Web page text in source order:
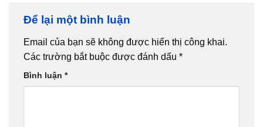
Để lại một bình luận
Email của bạn sẽ không được hiển thị công khai.
Các trường bắt buộc được đánh dấu *
Bình luận *